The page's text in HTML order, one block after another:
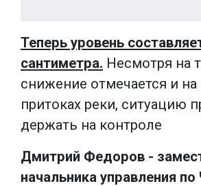
Теперь уровень
сантиметра. Несмотря на
снижение отмечается и
притоках реки, ситуацию
держать на контроле
Дмитрий Федоров -
начальника управления по